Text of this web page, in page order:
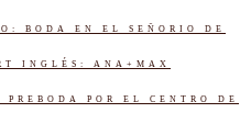
BODA EN EL SEÑORIO DE
INGLÉS: ANA+MAX
POR EL CENTRO DE